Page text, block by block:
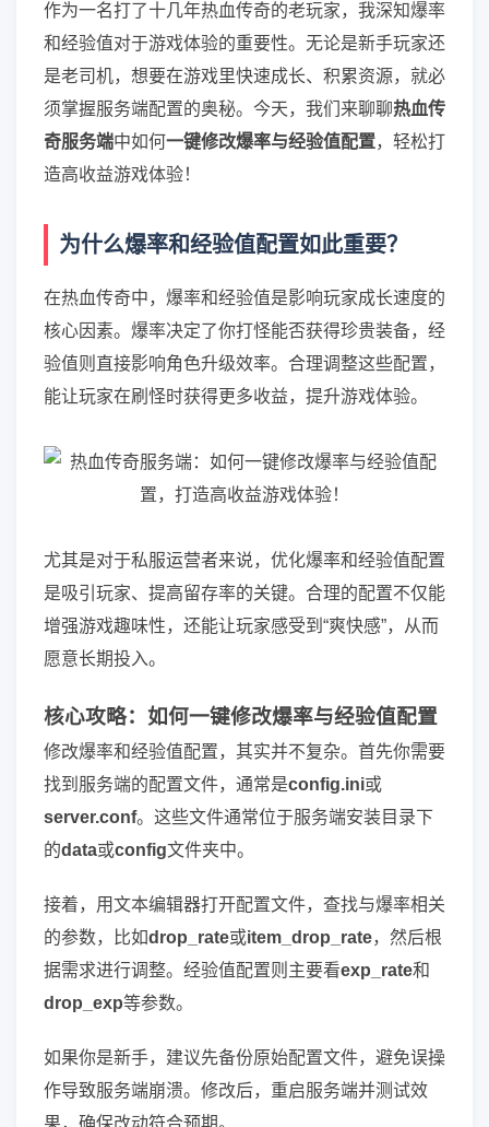
作为一名打了十几年热血传奇的老玩家，我深知爆率
和经验值对于游戏体验的重要性。无论是新手玩家还
是老司机，想要在游戏里快速成长、积累资源，就必
须掌握服务端配置的奥秘。今天，我们来聊聊热血传
奇服务端中如何一键修改爆率与经验值配置，轻松打
造高收益游戏体验！
为什么爆率和经验值配置如此重要？
在热血传奇中，爆率和经验值是影响玩家成长速度的
核心因素。爆率决定了你打怪能否获得珍贵装备，经
验值则直接影响角色升级效率。合理调整这些配置，
能让玩家在刷怪时获得更多收益，提升游戏体验。
尤其是对于私服运营者来说，优化爆率和经验值配置
是吸引玩家、提高留存率的关键。合理的配置不仅能
增强游戏趣味性，还能让玩家感受到“爽快感”，从而
愿意长期投入。
核心攻略：如何一键修改爆率与经验值配置
修改爆率和经验值配置，其实并不复杂。首先你需要
找到服务端的配置文件，通常是config.ini或
server.conf。这些文件通常位于服务端安装目录下
的data或config文件夹中。
接着，用文本编辑器打开配置文件，查找与爆率相关
的参数，比如drop_rate或item_drop_rate，然后根
据需求进行调整。经验值配置则主要看exp_rate和
drop_exp等参数。
如果你是新手，建议先备份原始配置文件，避免误操
作导致服务端崩溃。修改后，重启服务端并测试效
果，确保改动符合预期。